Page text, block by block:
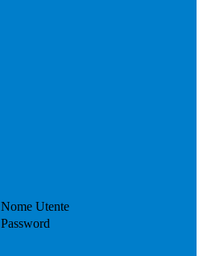
Nome Utente
Password